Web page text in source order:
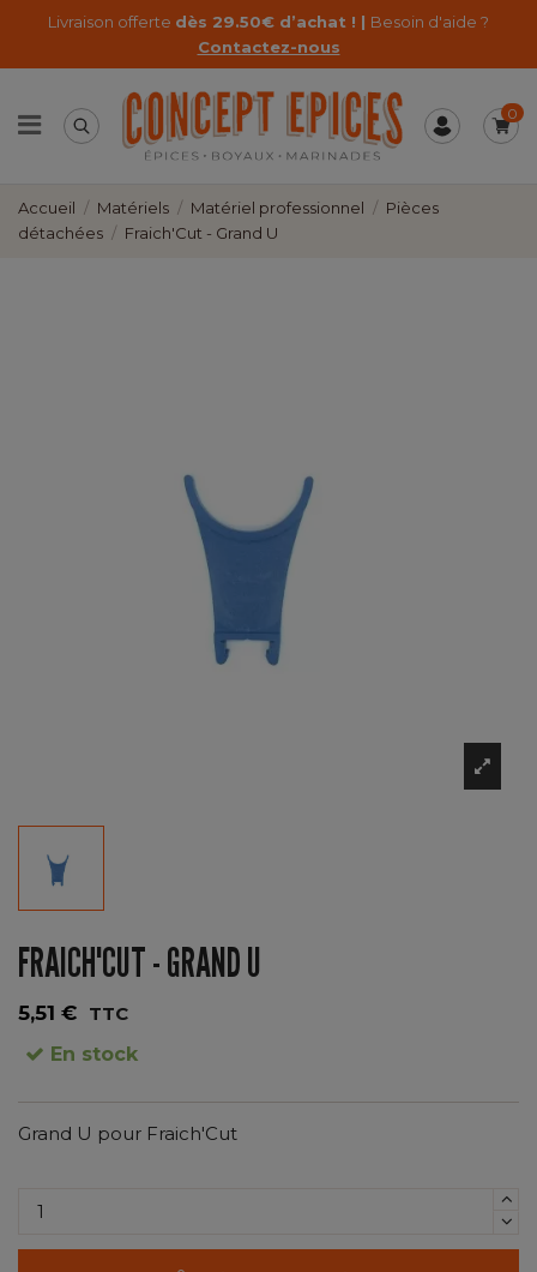
Livraison offerte dès 29.50€ d’achat ! | Besoin d'aide ?
Contactez-nous
0
Accueil Matériels Matériel professionnel
Pièces
détachées
Fraich'Cut - Grand U
FRAICH'CUT - GRAND U
5,51 € TTC
En stock
Grand U pour Fraich'Cut